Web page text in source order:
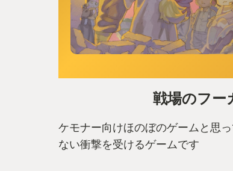
戦場のフー
ケモナー向けほのぼのゲームと思
ない衝撃を受けるゲームです